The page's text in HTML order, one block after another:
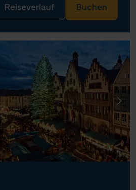
Reiseverlauf Buchen